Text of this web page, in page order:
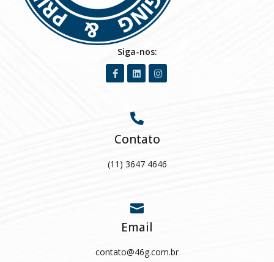
Siga-nos:
Contato
(11) 3647 4646
Email
contato@46g.com.br